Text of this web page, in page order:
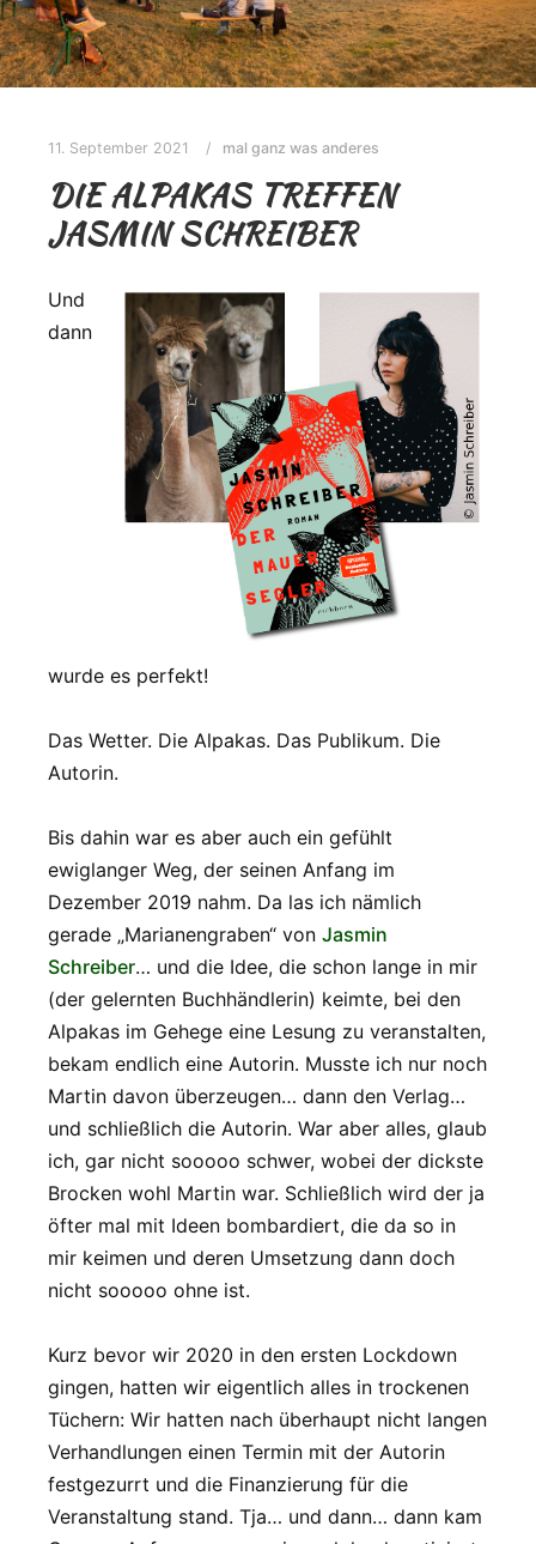
11. September 2021 mal ganz was anderes
DIE ALPAKAS TREFFEN
JASMIN SCHREIBER
Und
dann
wurde es perfekt!
Das Wetter. Die Alpakas. Das Publikum. Die
Autorin.
Bis dahin war es aber auch ein gefühlt
ewiglanger Weg, der seinen Anfang im
Dezember 2019 nahm. Da las ich nämlich
gerade „Marianengraben“ von Jasmin
Schreiber… und die Idee, die schon lange in mir
(der gelernten Buchhändlerin) keimte, bei den
Alpakas im Gehege eine Lesung zu veranstalten,
bekam endlich eine Autorin. Musste ich nur noch
Martin davon überzeugen… dann den Verlag…
und schließlich die Autorin. War aber alles, glaub
ich, gar nicht sooooo schwer, wobei der dickste
Brocken wohl Martin war. Schließlich wird der ja
öfter mal mit Ideen bombardiert, die da so in
mir keimen und deren Umsetzung dann doch
nicht sooooo ohne ist.
Kurz bevor wir 2020 in den ersten Lockdown
gingen, hatten wir eigentlich alles in trockenen
Tüchern: Wir hatten nach überhaupt nicht langen
Verhandlungen einen Termin mit der Autorin
festgezurrt und die Finanzierung für die
Veranstaltung stand. Tja… und dann… dann kam